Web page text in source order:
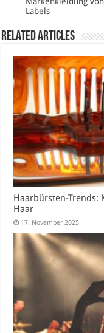
Labels
Related Articles
Haarbürsten-Trends:
Haar
17. November 2025